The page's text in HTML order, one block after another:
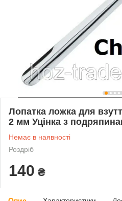
Лопатка ложка для
2 мм Уцінка з
Немає в наявності
Роздріб
140 ₴